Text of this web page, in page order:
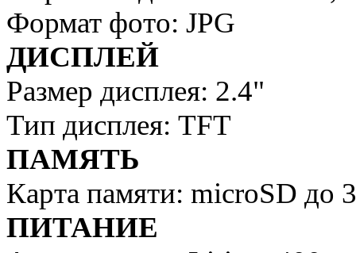
Формат фото: JPG
ДИСПЛЕЙ
Размер дисплея: 2.4"
Тип дисплея: TFT
ПАМЯТЬ
Карта памяти: microSD до
ПИТАНИЕ